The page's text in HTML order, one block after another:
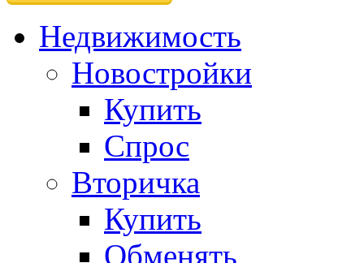
Недвижимость
Новостройки
Купить
Спрос
Вторичка
Купить
Обменять